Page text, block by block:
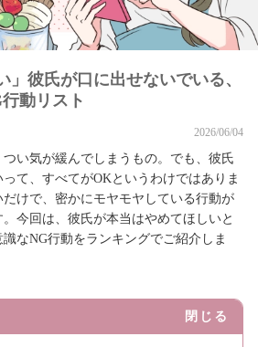
」彼氏が口に出せないでいる、
動リスト
2026/06/04
い気が緩んでしまうもの。でも、彼氏
て、すべてがOKというわけではありま
けで、密かにモヤモヤしている行動が
今回は、彼氏が本当はやめてほしいと
なNG行動をランキングでご紹介しま
閉じる